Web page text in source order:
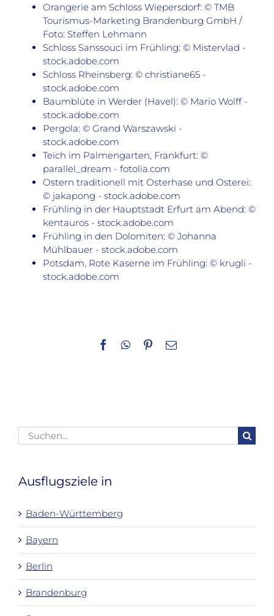
Orangerie am Schloss Wiepersdorf: © TMB
Tourismus-Marketing Brandenburg GmbH /
Foto: Steffen Lehmann
Schloss Sanssouci im Frühling: © Mistervlad -
stock.adobe.com
Schloss Rheinsberg: © christiane65 -
stock.adobe.com
Baumblüte in Werder (Havel): © Mario Wolff -
stock.adobe.com
Pergola: © Grand Warszawski -
stock.adobe.com
Teich im Palmengarten, Frankfurt: ©
parallel_dream - fotolia.com
Ostern traditionell mit Osterhase und Osterei:
© jakapong - stock.adobe.com
Frühling in der Hauptstadt Erfurt am Abend: ©
kentauros - stock.adobe.com
Frühling in den Dolomiten: © Johanna
Mühlbauer - stock.adobe.com
Potsdam, Rote Kaserne im Frühling: © krugli -
stock.adobe.com
Facebook
WhatsApp
Pinterest
E-
Suche
nach:
Ausflugsziele in
Baden-Württemberg
Bayern
Berlin
Brandenburg